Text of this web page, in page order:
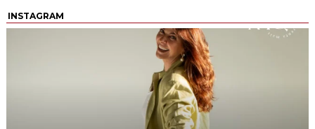
INSTAGRAM